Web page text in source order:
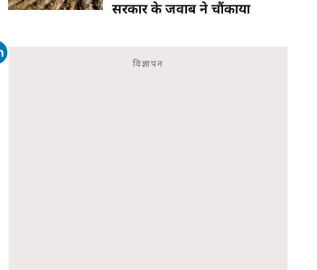
सरकार के जवाब ने चौंकाया